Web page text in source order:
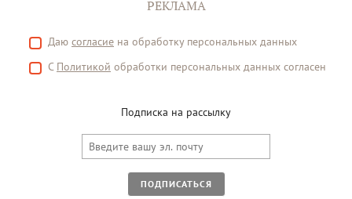
РЕКЛАМА
Даю согласие на обработку персональных данных
С Политикой обработки персональных данных согласен
Подписка на рассылку
ПОДПИСАТЬСЯ